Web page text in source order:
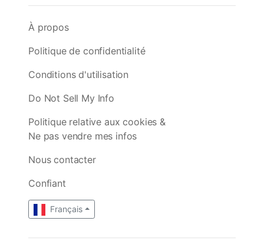
À propos
Politique de confidentialité
Conditions d'utilisation
Do Not Sell My Info
Politique relative aux cookies &
Ne pas vendre mes infos
Nous contacter
Confiant
Français